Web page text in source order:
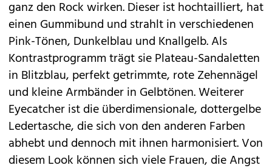
ganz den Rock wirken. Dieser ist hochtailliert, hat
einen Gummibund und strahlt in verschiedenen
Pink-Tönen, Dunkelblau und Knallgelb. Als
Kontrastprogramm trägt sie Plateau-Sandaletten
in Blitzblau, perfekt getrimmte, rote Zehennägel
und kleine Armbänder in Gelbtönen. Weiterer
Eyecatcher ist die überdimensionale, dottergelbe
Ledertasche, die sich von den anderen Farben
abhebt und dennoch mit ihnen harmonisiert. Von
diesem Look können sich viele Frauen, die Angst